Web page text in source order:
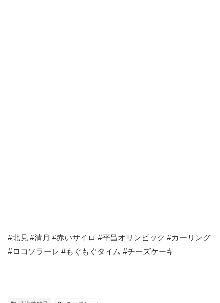
#北見 #清月 #赤いサイロ #平昌オリンピック #カーリング
#ロコソラーレ #もぐもぐタイム #チーズケーキ